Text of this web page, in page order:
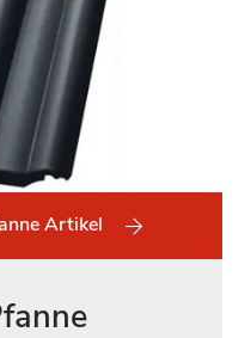
Artikel